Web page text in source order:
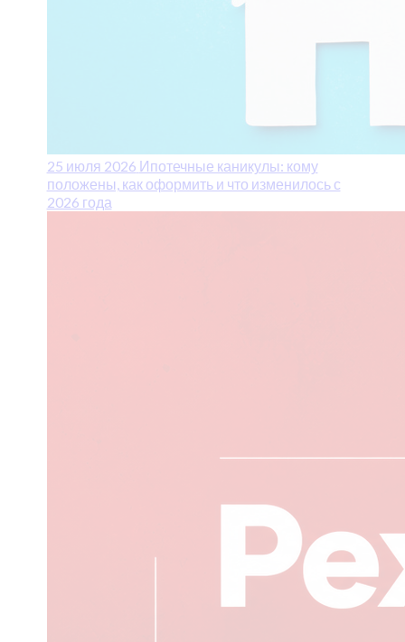
25 июля 2026 Ипотечные каникулы: кому
положены, как оформить и что изменилось с
2026 года